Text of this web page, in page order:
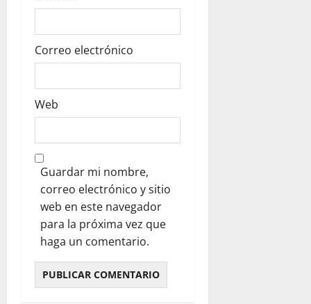
Correo electrónico
Web
Guardar mi nombre,
correo electrónico y sitio
web en este navegador
para la próxima vez que
haga un comentario.